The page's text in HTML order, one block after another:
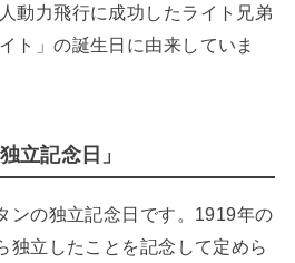
動力飛行に成功したライト兄弟
ト」の誕生日に由来していま
立記念日」
ンの独立記念日です。1919年の
独立したことを記念して定めら